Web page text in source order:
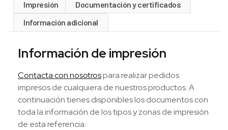
Impresión
Documentación y certificados
Información adicional
Información de impresión
Contacta con nosotrospara realizar pedidos
impresos de cualquiera de nuestros productos. A
continuación tienes disponibles los documentos con
toda la información de los tipos y zonas de impresión
de esta referencia: